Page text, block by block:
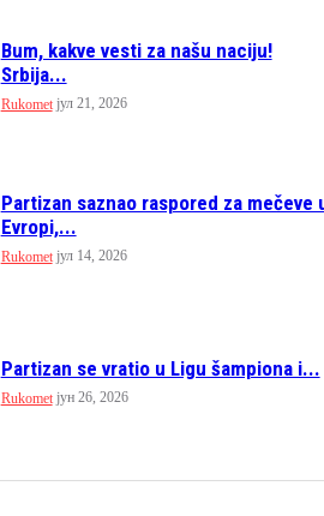
Bum, kakve vesti za našu naciju!
Srbija...
Rukomet јул 21, 2026
Partizan saznao raspored za mečeve
Evropi,...
Rukomet јул 14, 2026
Partizan se vratio u Ligu šampiona i...
Rukomet јун 26, 2026